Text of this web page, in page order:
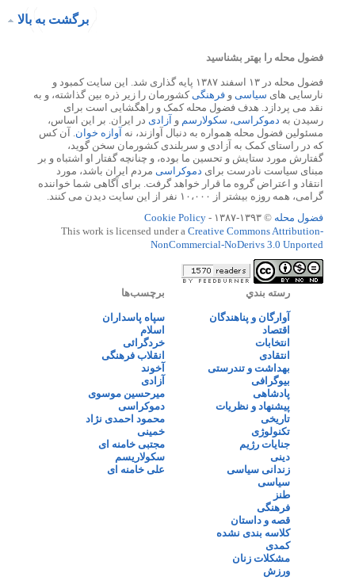
برگشت به بالا
فضول محله را بهتر بشناسید
فضول محله در ۱۳ اسفند ۱۳۸۷ پایه گذاری شد. این سایت کمبود و
نارسایی های سیاسی و فرهنگی کشورمان را زیر ذره بین گذاشته، و به
نقد می پردازد. هدف فضول محله کمک و راهگشایی است برای
رسیدن به دموکراسی، سکولارسم و آزادی در ایران. بر این اساس،
مسئولین فضول محله همواره به دنبال آوازند، نه آوازه خوان . آن کس
که در راستای کمک به آزادی و سربلندی کشورمان سخن گوید،
گفتارش مورد ستایش و تحسین ما بوده، و چنانچه گفتار او اشتباه و بر
مبنای سیاست نادرست برای دموکراسی مردم ایران باشد، مورد
انتقاد و اعتراض گروه ما قرار خواهد گرفت. برای آگاهی شما خواننده
گرامی، همه روزه بیشتر از ۱۰،۰۰۰ نفر از این سایت دیدن می کنند.
فضول محله © ۱۳۹۳-۱۳۸۷ -
Cookie Policy
This work is licensed under a Creative Commons Attribution-
NonCommercial-NoDerivs 3.0 Unported
رسته بندي
آوارگان و پناهندگان
اقتصاد
انتخابات
انتقادی
بهداشت و تندرستی
بیوگرافی
پادشاهی
پیشنهاد و نظریات
تاریخی
تکنولوژی
جنایات رژیم
دینی
زندانی سیاسی
سیاسی
طنز
فرهنگی
قصه و داستان
کلاسه بندی نشده
کمدی
مشکلات زنان
ورزش
برچسب‌ها
سپاه پاسداران
اسلام
خردگرائی
انقلاب فرهنگی
آخوند
آزادی
میرحسین موسوی
دموکراسی
محمود احمدی نژاد
خمینی
مجتبی خامنه ای
سکولاریسم
علی خامنه ای